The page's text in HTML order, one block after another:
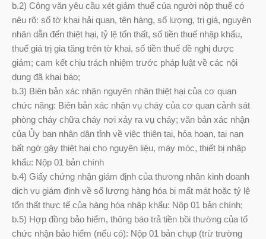
b.2) Công văn yêu cầu xét giảm thuế của người nộp thuế có
nêu rõ: số tờ khai hải quan, tên hàng, số lượng, trị giá, nguyên
nhân dẫn đến thiệt hại, tỷ lệ tổn thất, số tiền thuế nhập khẩu,
thuế giá trị gia tăng trên tờ khai, số tiền thuế đề nghị được
giảm; cam kết chịu trách nhiệm trước pháp luật về các nội
dung đã khai báo;
b.3) Biên bản xác nhận nguyên nhân thiệt hại của cơ quan
chức năng: Biên bản xác nhận vụ cháy của cơ quan cảnh sát
phòng cháy chữa cháy nơi xảy ra vụ cháy; văn bản xác nhận
của Ủy ban nhân dân tỉnh về việc thiên tai, hỏa hoạn, tai nạn
bất ngờ gây thiệt hại cho nguyên liệu, máy móc, thiết bị nhập
khẩu: Nộp 01 bản chính
b.4) Giấy chứng nhận giám định của thương nhân kinh doanh
dịch vụ giám định về số lượng hàng hóa bị mất mát hoặc tỷ lệ
tổn thất thực tế của hàng hóa nhập khẩu: Nộp 01 bản chính;
b.5) Hợp đồng bảo hiểm, thông báo trả tiền bồi thường của tổ
chức nhận bảo hiểm (nếu có): Nộp 01 bản chụp (trừ trường